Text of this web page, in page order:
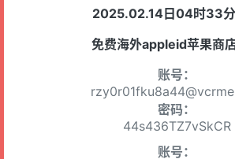
2025.02.14日04时33
免费海外appleid苹果商
账号：
密码：
44s436TZ7vSkCR
账号：